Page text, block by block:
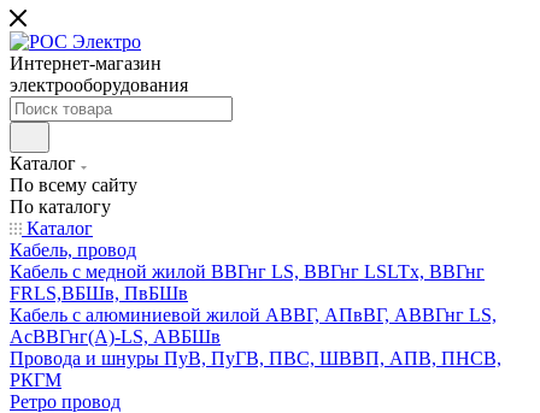
Интернет-магазин
электрооборудования
Каталог
По всему сайту
По каталогу
Каталог
Кабель, провод
Кабель с медной жилой ВВГнг LS, ВВГнг LSLTx, ВВГнг
FRLS,ВБШв, ПвБШв
Кабель с алюминиевой жилой АВВГ, АПвВГ, АВВГнг LS,
АсВВГнг(А)-LS, АВБШв
Провода и шнуры ПуВ, ПуГВ, ПВС, ШВВП, АПВ, ПНСВ,
РКГМ
Ретро провод